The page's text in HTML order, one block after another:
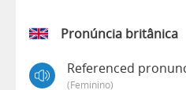
Pronúncia britânica
Referenced
(feminino)